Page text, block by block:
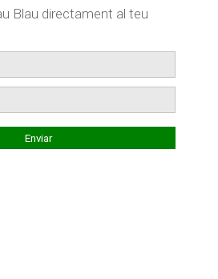
Blau directament al teu